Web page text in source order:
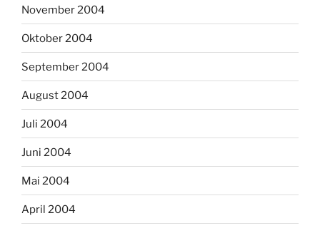
November 2004
Oktober 2004
September 2004
August 2004
Juli 2004
Juni 2004
Mai 2004
April 2004